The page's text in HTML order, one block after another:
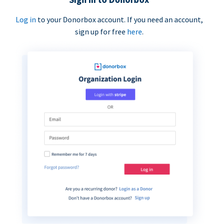
Log in to your Donorbox account. If you need an account,
sign up for free here.